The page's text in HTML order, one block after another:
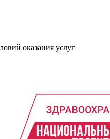
оказания услуг